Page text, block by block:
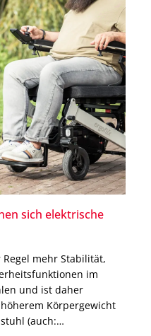
sich elektrische
mehr Stabilität,
im
und ist daher
Körpergewicht
(auch: